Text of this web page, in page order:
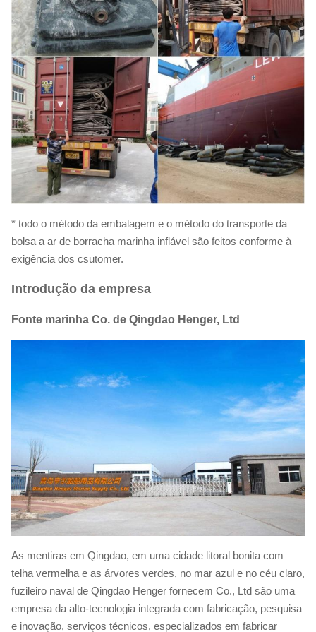
* todo o método da embalagem e o método do transporte da
bolsa a ar de borracha marinha inflável são feitos conforme à
exigência dos csutomer.
Introdução da empresa
Fonte marinha Co. de Qingdao Henger, Ltd
As mentiras em Qingdao, em uma cidade litoral bonita com
telha vermelha e as árvores verdes, no mar azul e no céu claro,
fuzileiro naval de Qingdao Henger fornecem Co., Ltd são uma
empresa da alto-tecnologia integrada com fabricação, pesquisa
e inovação, serviços técnicos, especializados em fabricar